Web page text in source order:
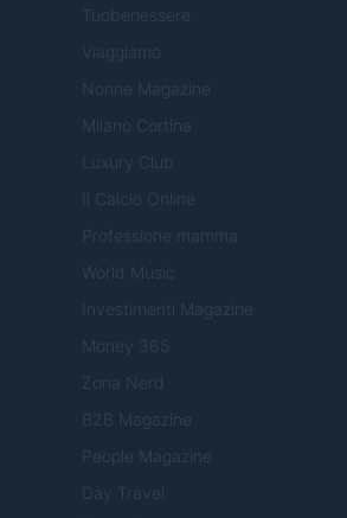
Tuobenessere
Viaggiamo
Nonne Magazine
Milano Cortina
Luxury Club
Il Calcio Online
Professione mamma
World Music
Investimenti Magazine
Money 365
Zona Nerd
B2B Magazine
People Magazine
Day Travel